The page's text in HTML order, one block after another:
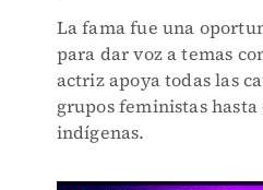
La fama fue una
para dar voz a temas
actriz apoya todas las
grupos feministas
indígenas.